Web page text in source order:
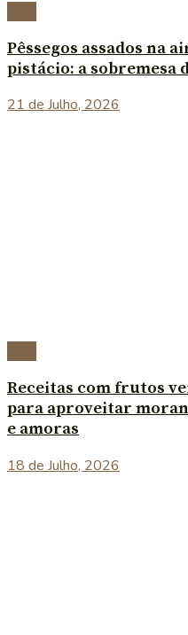
Pêssegos assados na
pistácio: a sobremesa
21 de Julho, 2026
Receitas com frutos
para aproveitar
e amoras
18 de Julho, 2026